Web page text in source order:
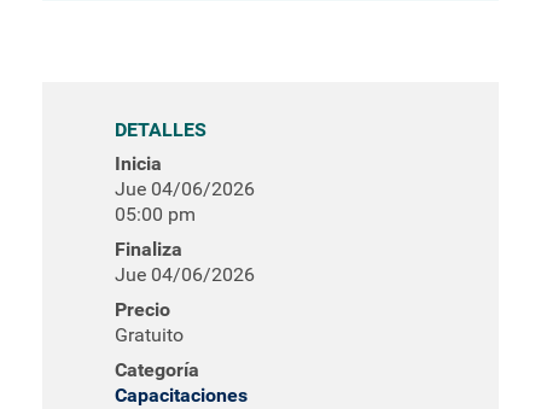
DETALLES
Inicia
Jue 04/06/2026
05:00 pm
Finaliza
Jue 04/06/2026
Precio
Gratuito
Categoría
Capacitaciones